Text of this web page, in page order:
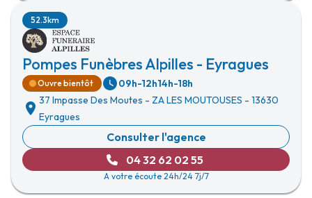
Pompes Funèbres Alpilles - Eyragues
52.3km
Ouvre bientôt 09h-12h14h-18h
37 Impasse Des Moutes - ZA LES MOUTOUSES - 13630
Eyragues
Consulter l'agence
04 32 62 02 55
A votre écoute 24h/24 7j/7